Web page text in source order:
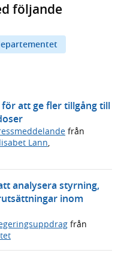
följande
att ge fler tillgång till
från
Lann,
analysera styrning,
inom
från